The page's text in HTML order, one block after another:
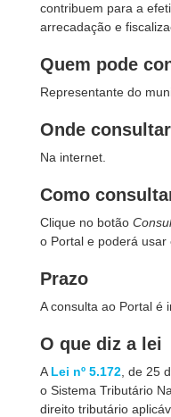
contribuem para a
arrecadação e
Quem pode
Representante do
Onde consultar
Na internet.
Como
Clique no botão
o Portal e poderá usar
Prazo
A consulta ao Portal é
O que diz a lei
A Lei nº 5.172 , de 25
o Sistema Tributário
direito tributário